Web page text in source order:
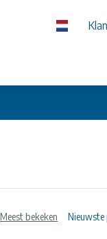
Meest bekeken